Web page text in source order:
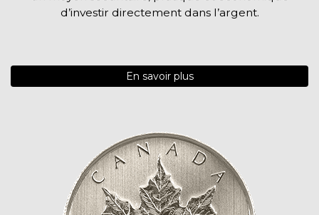
d’investir directement dans l’argent.
En savoir plus